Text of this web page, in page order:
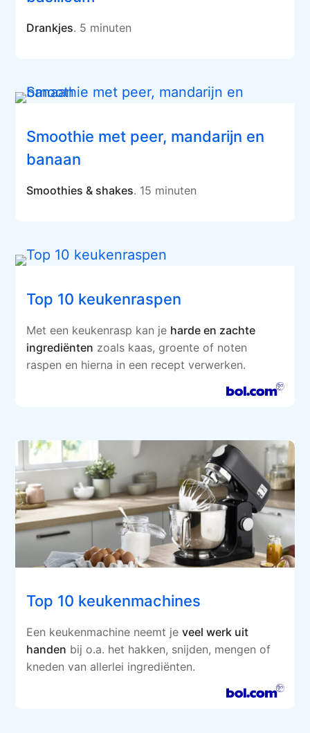
Drankjes. 5 minuten
Smoothie met peer, mandarijn en
banaan
Smoothies & shakes. 15 minuten
Top 10 keukenraspen
Met een keukenrasp kan je harde en zachte
ingrediënten zoals kaas, groente of noten
raspen en hierna in een recept verwerken.
Top 10 keukenmachines
Een keukenmachine neemt jeveel werk uit
handen bij o.a. het hakken, snijden, mengen of
kneden van allerlei ingrediënten.